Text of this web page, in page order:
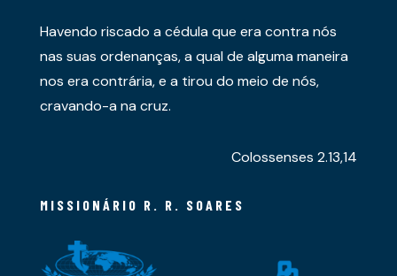
Havendo riscado a cédula que era contra nós
nas suas ordenanças, a qual de alguma maneira
nos era contrária, e a tirou do meio de nós,
cravando-a na cruz.
Colossenses 2.13,14
MISSIONÁRIO R. R. SOARES